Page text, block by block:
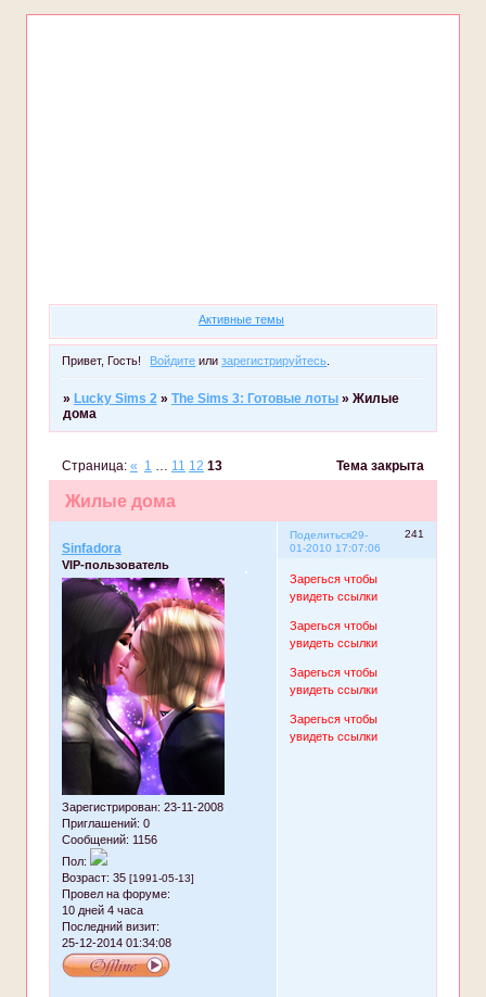
Активные темы
Привет, Гость! Войдите илизарегистрируйтесь.
» Lucky Sims 2 » The Sims 3: Готовые лоты » Жилые
дома
Жилые дома
Страница: « 1 … 11 12 13 Тема закрыта
Поделиться 241
29-
01-2010 17:07:06
Sinfadora
VIP-пользователь
Зарегистрирован: 23-11-2008
Приглашений: 0
Сообщений: 1156
Пол:
Возраст: 35 [1991-05-13]
Провел на форуме:
10 дней 4 часа
Последний визит:
25-12-2014 01:34:08
Зарегься чтобы
увидеть ссылки
Зарегься чтобы
увидеть ссылки
Зарегься чтобы
увидеть ссылки
Зарегься чтобы
увидеть ссылки